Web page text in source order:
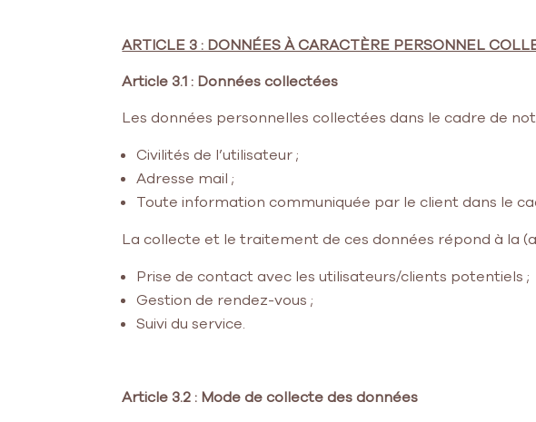
ARTICLE 3 : DONNÉES À CARACTÈRE PERSONNEL
Article 3.1 : Données collectées
Les données personnelles collectées dans le cadre de
Civilités de l’utilisateur ;
Adresse mail ;
Toute information communiquée par le client dans le
La collecte et le traitement de ces données répond à la
Prise de contact avec les utilisateurs/clients potentiels ;
Gestion de rendez-vous ;
Suivi du service.
Article 3.2 : Mode de collecte des données